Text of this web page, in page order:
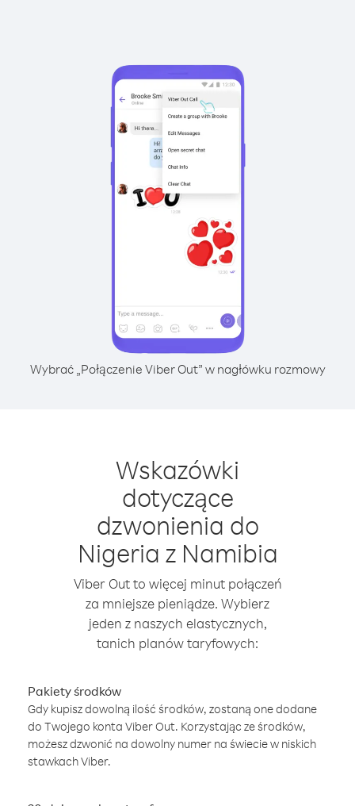
Wybrać „Połączenie Viber Out” w nagłówku rozmowy
Wskazówki
dotyczące
dzwonienia do
Nigeria z Namibia
Viber Out to więcej minut połączeń
za mniejsze pieniądze. Wybierz
jeden z naszych elastycznych,
tanich planów taryfowych:
Pakiety środków
Gdy kupisz dowolną ilość środków, zostaną one dodane
do Twojego konta Viber Out. Korzystając ze środków,
możesz dzwonić na dowolny numer na świecie w niskich
stawkach Viber.